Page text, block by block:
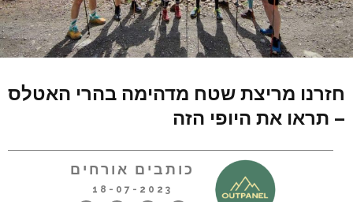
חזרנו מריצת שטח מדהימה בהרי האטלס
– תראו את היופי הזה
כותבים אורחים
18-07-2023